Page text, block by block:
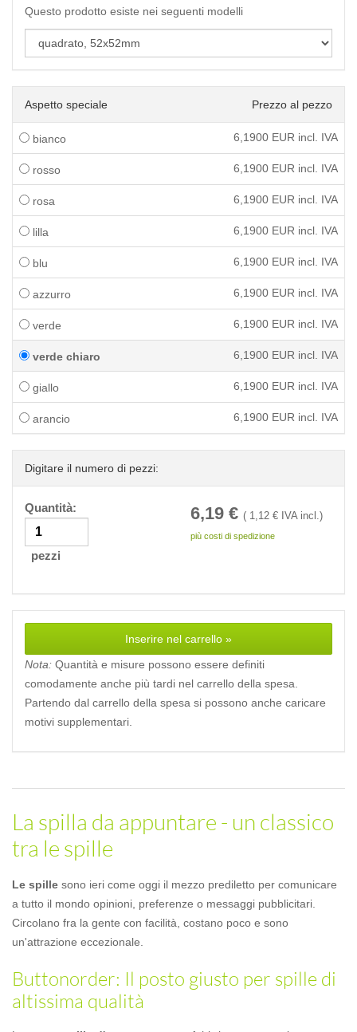
Questo prodotto esiste nei seguenti modelli
Aspetto speciale Prezzo al pezzo
bianco 6,1900 EUR incl. IVA
rosso 6,1900 EUR incl. IVA
rosa 6,1900 EUR incl. IVA
lilla 6,1900 EUR incl. IVA
blu 6,1900 EUR incl. IVA
azzurro 6,1900 EUR incl. IVA
verde 6,1900 EUR incl. IVA
verde chiaro 6,1900 EUR incl. IVA
giallo 6,1900 EUR incl. IVA
arancio 6,1900 EUR incl. IVA
Digitare il numero di pezzi:
Quantità:
pezzi
6,19 € ( 1,12 € IVA incl.)
più costi di spedizione
Inserire nel carrello »
Nota: Quantità e misure possono essere definiti
comodamente anche più tardi nel carrello della spesa.
Partendo dal carrello della spesa si possono anche caricare
motivi supplementari.
La spilla da appuntare - un classico
tra le spille
Le spille sono ieri come oggi il mezzo prediletto per comunicare
a tutto il mondo opinioni, preferenze o messaggi pubblicitari.
Circolano fra la gente con facilità, costano poco e sono
un'attrazione eccezionale.
Buttonorder: Il posto giusto per spille di
altissima qualità